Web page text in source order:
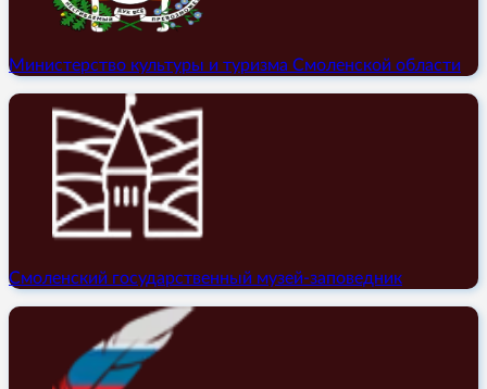
Министерство культуры и туризма Смоленской области
Смоленский государственный музей-заповедник